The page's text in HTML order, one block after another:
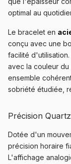
optimal au
Le bracelet en
conçu avec une
facilité
avec la couleur
ensemble
sobriété étudiée,
Précision
Dotée d'un
précision horaire
L'affichage